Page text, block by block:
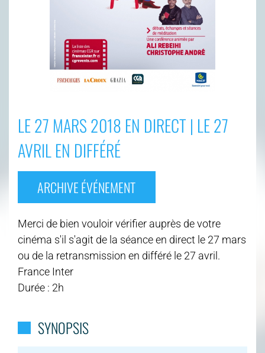
LE 27 MARS 2018 EN DIRECT | LE 27
AVRIL EN DIFFÉRÉ
ARCHIVE ÉVÉNEMENT
Merci de bien vouloir vérifier auprès de votre
cinéma s'il s'agit de la séance en direct le 27 mars
ou de la retransmission en différé le 27 avril.
France Inter
Durée : 2h
SYNOPSIS